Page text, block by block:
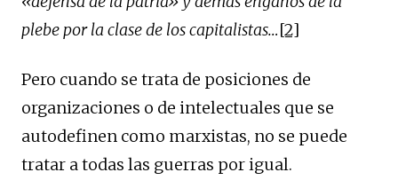
plebe por la clase de los capitalistas…[2]
Pero cuando se trata de posiciones de
organizaciones o de intelectuales que se
autodefinen como marxistas, no se puede
tratar a todas las guerras por igual.